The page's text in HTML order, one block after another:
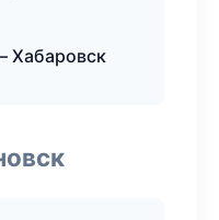
Хабаровск